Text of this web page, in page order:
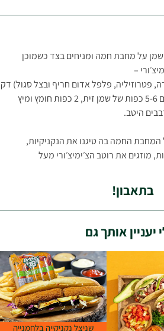
על מחבת חמה ומניחים בצד כשמוכן
–
פטרוזיליה, פלפל אדום חריף ובצל סגול) דק
דק ומעבירים לקערה. מוסיפים 5-6 כפות של שמן זית, 2 כפות חומץ ומיץ
היטב.
החמה בה טיגנו את הנקניקיות,
מוזגים את רוטב הצ׳ימיצ׳ורי מעל
בתאבון!
יעניין אותך גם
שניצל נקניקייה בלחמנייה